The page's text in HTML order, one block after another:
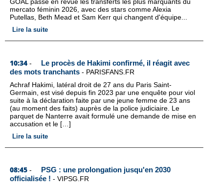
mercato féminin 2026, avec des stars comme Alexia
Putellas, Beth Mead et Sam Kerr qui changent d'équipe...
Lire la suite
10:34 -
Le procès de Hakimi confirmé, il réagit avec
des mots tranchants - PARISFANS.FR
Achraf Hakimi, latéral droit de 27 ans du Paris Saint-
Germain, est visé depuis fin 2023 par une enquête pour viol
suite à la déclaration faite par une jeune femme de 23 ans
(au moment des faits) auprès de la police judiciaire. Le
parquet de Nanterre avait formulé une demande de mise en
accusation et le […]
Lire la suite
08:45 -
PSG : une prolongation jusqu'en 2030
officialisée ! - VIPSG.FR